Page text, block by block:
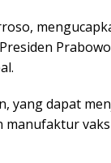
yang dapat